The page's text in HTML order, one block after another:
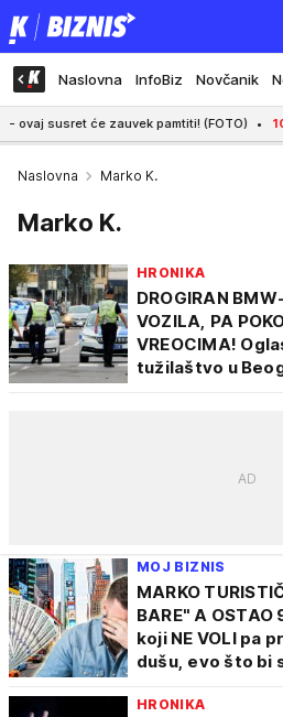
Naslovna InfoBiz Novčanik
susret će zauvek pamtiti! (FOTO) 10:11
Naslovna Marko K.
Marko K.
HRONIKA
DROGIRAN
VOZILA, PA
VREOCIMA!
tužilaštvo u
MOJ BIZNIS
MARKO
BARE" A OSTAO
koji NE VOLI pa
dušu, evo što bi
HRONIKA